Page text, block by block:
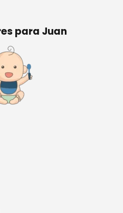
para Juan